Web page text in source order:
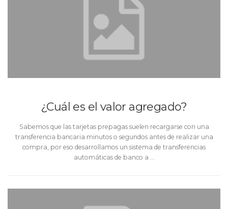
¿Cuál es el valor agregado?
Sabemos que las tarjetas prepagas suelen recargarse con una
transferencia bancaria minutos o segundos antes de realizar una
compra, por eso desarrollamos un sistema de transferencias
automáticas de banco a …